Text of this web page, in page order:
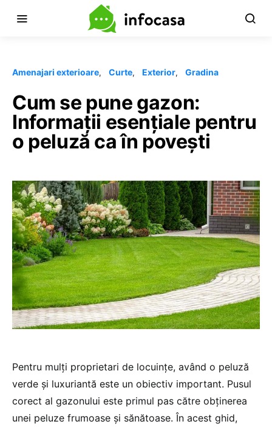
Amenajari exterioare Curte Exterior Gradina
Cum se pune gazon:
Informații esențiale pentru
o peluză ca în povești
Pentru mulți proprietari de locuințe, având o peluză
verde și luxuriantă este un obiectiv important. Pusul
corect al gazonului este primul pas către obținerea
unei peluze frumoase și sănătoase. În acest ghid,